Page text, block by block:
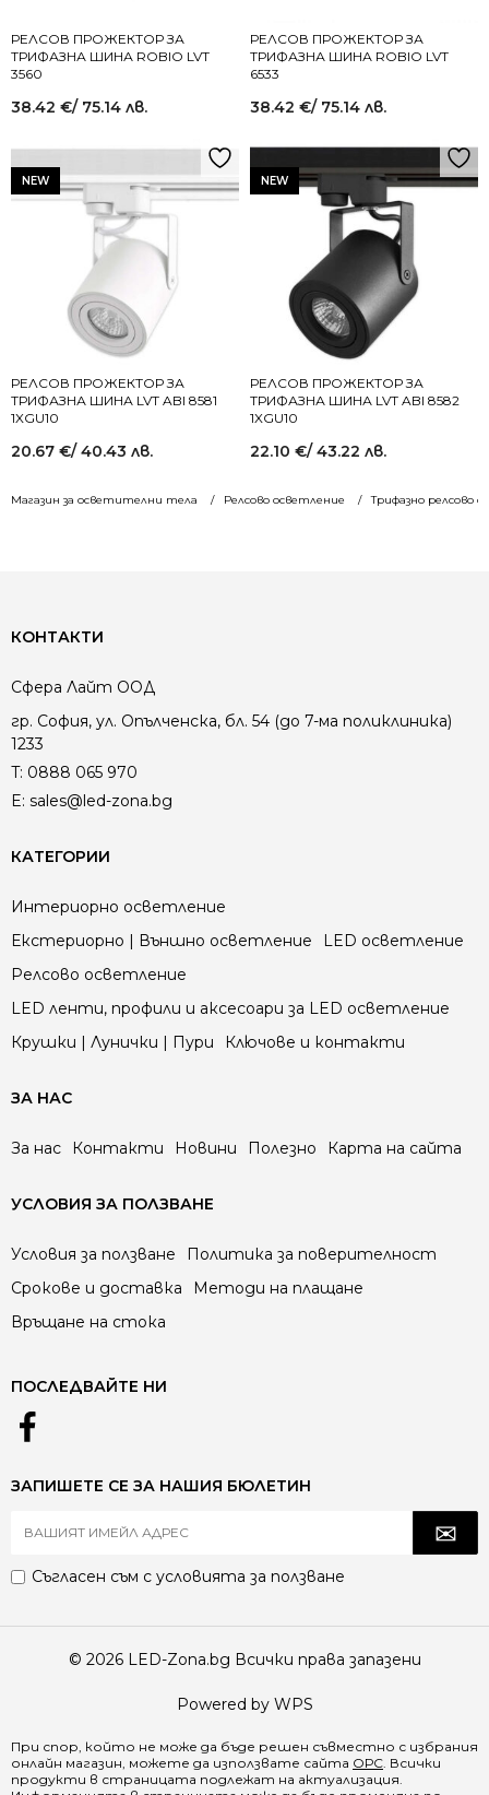
Магазин за осветителни тела Релсово осветление Трифазно релсово
РЕЛСОВ ПРОЖЕКТОР ЗА
ТРИФАЗНА ШИНА ROBIO LVT
3560
38.42 €/ 75.14 лв.
РЕЛСОВ ПРОЖЕКТОР ЗА
ТРИФАЗНА ШИНА ROBIO LVT
6533
38.42 €/ 75.14 лв.
NEW
РЕЛСОВ ПРОЖЕКТОР ЗА
ТРИФАЗНА ШИНА LVT ABI 8581
1XGU10
20.67 €/ 40.43 лв.
NEW
РЕЛСОВ ПРОЖЕКТОР ЗА
ТРИФАЗНА ШИНА LVT ABI 8582
1XGU10
22.10 €/ 43.22 лв.
КОНТАКТИ
Сфера Лайт ООД
гр. София, ул. Опълченска, бл. 54 (до 7-ма поликлиника)
1233
T: 0888 065 970
E: sales@led-zona.bg
КАТЕГОРИИ
Интериорно осветление
Екстериорно | Външно осветление
LED осветление
Релсово осветление
LED ленти, профили и аксесоари за LED осветление
Крушки | Лунички | Пури
Ключове и контакти
ЗА НАС
За нас Контакти Новини Полезно Карта на сайта
УСЛОВИЯ ЗА ПОЛЗВАНЕ
Условия за ползване
Политика за поверителност
Срокове и доставка
Методи на плащане
Връщане на стока
ПОСЛЕДВАЙТЕ НИ
ЗАПИШЕТЕ СЕ ЗА НАШИЯ БЮЛЕТИН
Съгласен съм с условията за ползване
© 2026 LED-Zona.bg Всички права запазени
Powered by WPS
При спор, който не може да бъде решен съвместно с избрания
онлайн магазин, можете да използвате сайта ОРС . Всички
продукти в страницата подлежат на актуализация.